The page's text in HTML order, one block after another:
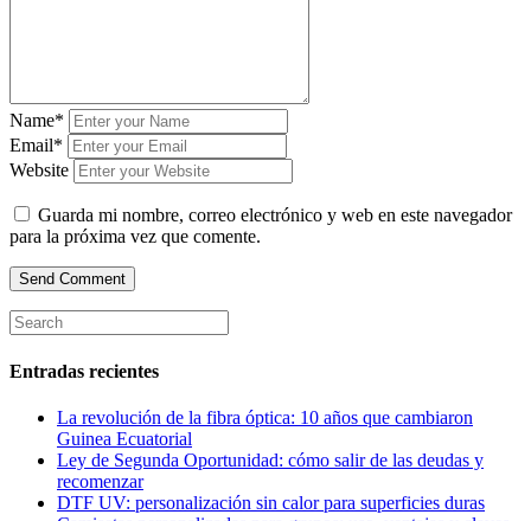
Name*
Email*
Website
Guarda mi nombre, correo electrónico y web en este navegador
para la próxima vez que comente.
Entradas recientes
La revolución de la fibra óptica: 10 años que cambiaron
Guinea Ecuatorial
Ley de Segunda Oportunidad: cómo salir de las deudas y
recomenzar
DTF UV: personalización sin calor para superficies duras